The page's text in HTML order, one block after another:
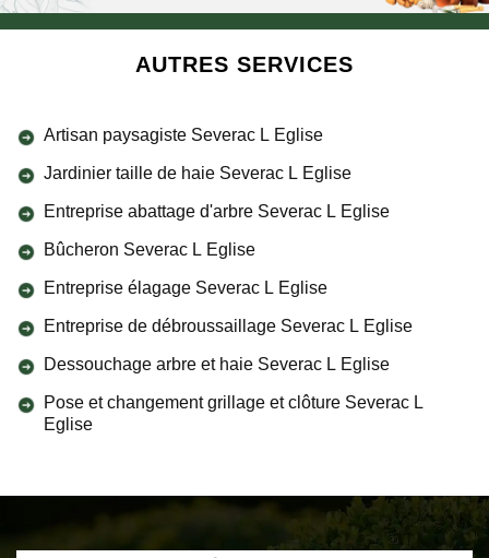
AUTRES SERVICES
Artisan paysagiste Severac L Eglise
Jardinier taille de haie Severac L Eglise
Entreprise abattage d'arbre Severac L Eglise
Bûcheron Severac L Eglise
Entreprise élagage Severac L Eglise
Entreprise de débroussaillage Severac L Eglise
Dessouchage arbre et haie Severac L Eglise
Pose et changement grillage et clôture Severac L
Eglise